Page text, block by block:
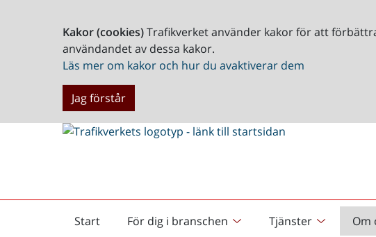
Kakor (cookies)Trafikverket använder kakor för att
användandet av dessa kakor.
Läs mer om kakor och hur du avaktiverar dem
Jag förstår
Start
Startsida För dig i branschen Tjänster Om